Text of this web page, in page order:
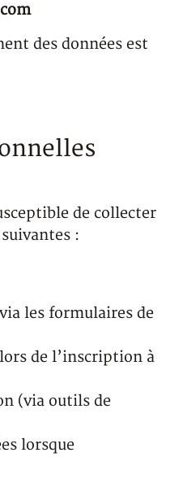
des données est
de collecter
:
les formulaires de
de l’inscription à
(via outils de
lorsque